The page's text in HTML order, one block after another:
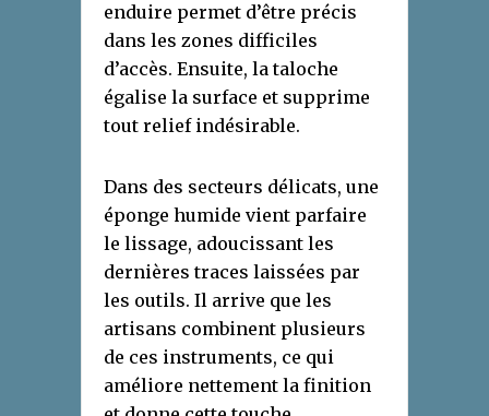
enduire permet d’être précis
dans les zones difficiles
d’accès. Ensuite, la taloche
égalise la surface et supprime
tout relief indésirable.
Dans des secteurs délicats, une
éponge humide vient parfaire
le lissage, adoucissant les
dernières traces laissées par
les outils. Il arrive que les
artisans combinent plusieurs
de ces instruments, ce qui
améliore nettement la finition